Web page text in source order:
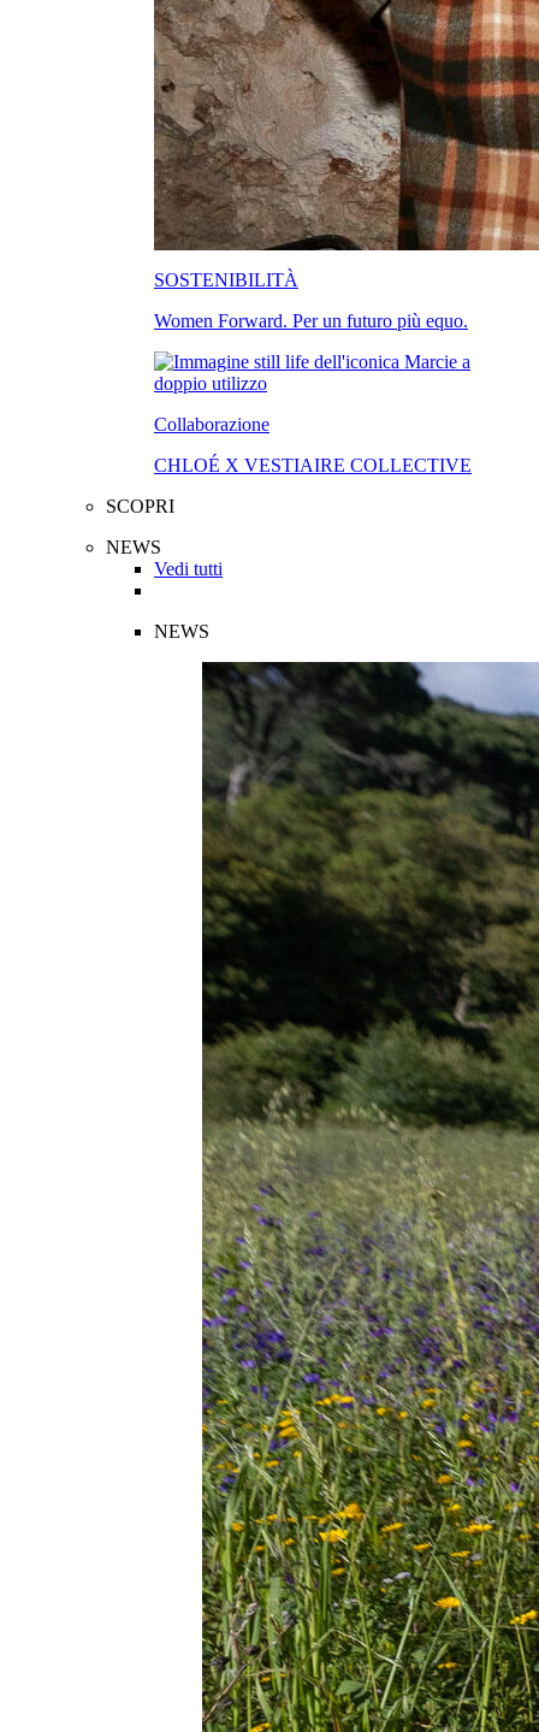
SOSTENIBILITÀ
Women Forward. Per un futuro più equo.
Collaborazione
CHLOÉ X VESTIAIRE COLLECTIVE
SCOPRI
NEWS
Vedi tutti
NEWS